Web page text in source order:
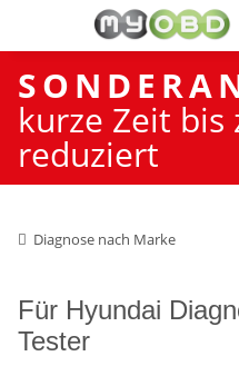
kurze Zeit bis
reduziert
Diagnose nach Marke
Für Hyundai
Tester